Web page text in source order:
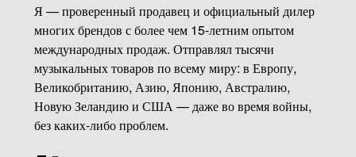
Я — проверенный продавец и официальный дилер
многих брендов с более чем 15-летним опытом
международных продаж. Отправлял тысячи
музыкальных товаров по всему миру: в Европу,
Великобританию, Азию, Японию, Австралию,
Новую Зеландию и США — даже во время войны,
без каких-либо проблем.